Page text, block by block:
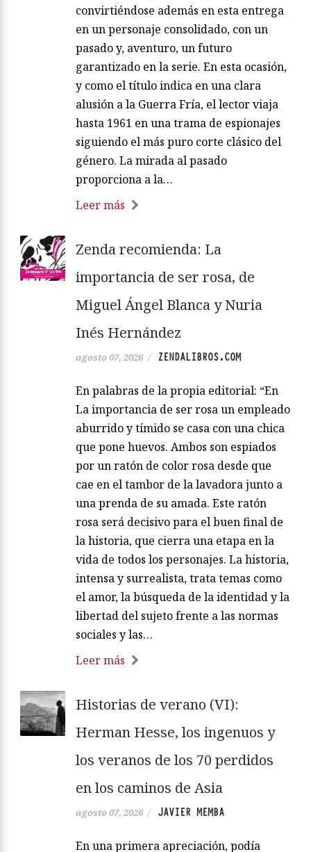
convirtiéndose además en esta entrega
en un personaje consolidado, con un
pasado y, aventuro, un futuro
garantizado en la serie. En esta ocasión,
y como el título indica en una clara
alusión a la Guerra Fría, el lector viaja
hasta 1961 en una trama de espionajes
siguiendo el más puro corte clásico del
género. La mirada al pasado
proporciona a la…
Leer más
Zenda recomienda: La
importancia de ser rosa, de
Miguel Ángel Blanca y Nuria
Inés Hernández
agosto 07, 2026 / ZENDALIBROS.COM
En palabras de la propia editorial: “En
La importancia de ser rosa un empleado
aburrido y tímido se casa con una chica
que pone huevos. Ambos son espiados
por un ratón de color rosa desde que
cae en el tambor de la lavadora junto a
una prenda de su amada. Este ratón
rosa será decisivo para el buen final de
la historia, que cierra una etapa en la
vida de todos los personajes. La historia,
intensa y surrealista, trata temas como
el amor, la búsqueda de la identidad y la
libertad del sujeto frente a las normas
sociales y las…
Leer más
Historias de verano (VI):
Herman Hesse, los ingenuos y
los veranos de los 70 perdidos
en los caminos de Asia
agosto 07, 2026 / JAVIER MEMBA
En una primera apreciación, podía